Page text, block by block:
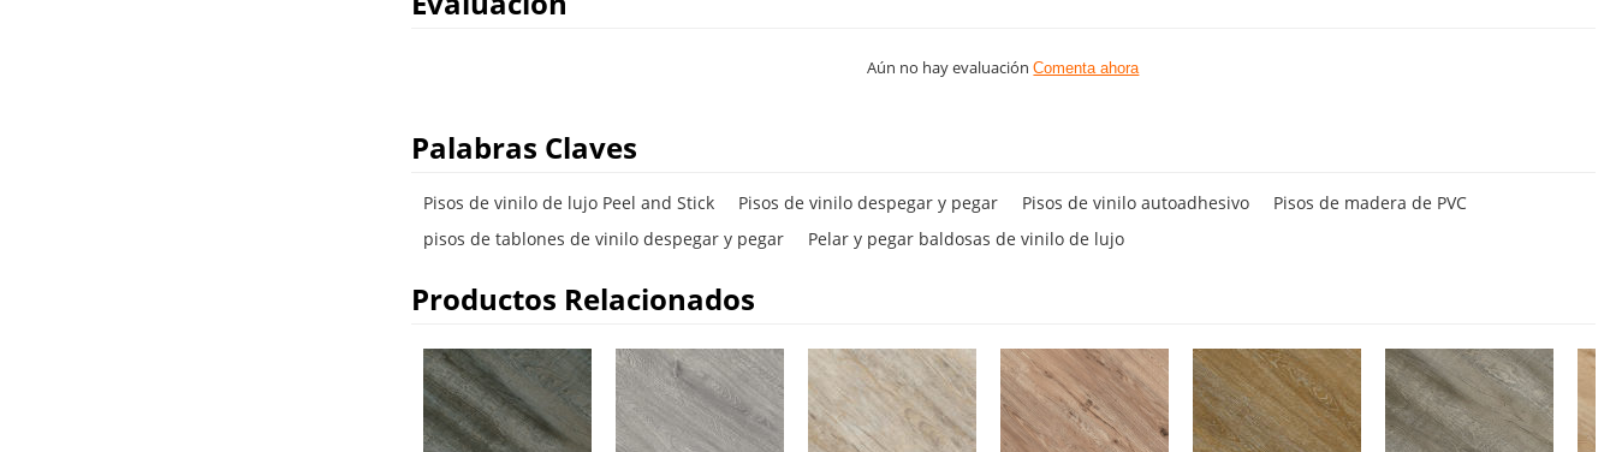
Aún no hay evaluaciónComenta ahora
Palabras Claves
Pisos de vinilo de lujo Peel and Stick Pisos de vinilo despegar y pegar Pisos de vinilo autoadhesivo
Pisos de madera de PVC
pisos de tablones de vinilo despegar y pegar
Pelar y pegar baldosas de vinilo de lujo
Productos Relacionados